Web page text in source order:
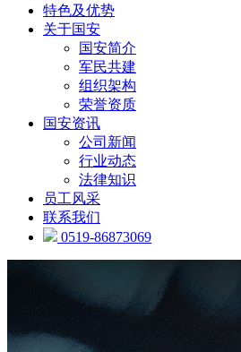
特色及优势
关于国安
国安简介
军民共建
组织架构
荣誉资质
国安资讯
公司新闻
行业动态
法律知识
员工风采
联系我们
0519-86873069